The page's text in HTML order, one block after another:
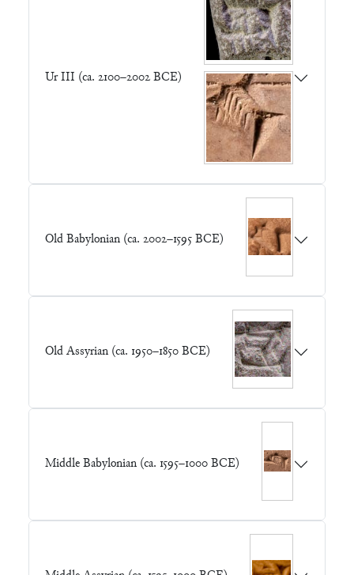
Ur III (ca. 2100–2002 BCE)
Old Babylonian (ca. 2002–1595 BCE)
Old Assyrian (ca. 1950–1850 BCE)
Middle Babylonian (ca. 1595–1000 BCE)